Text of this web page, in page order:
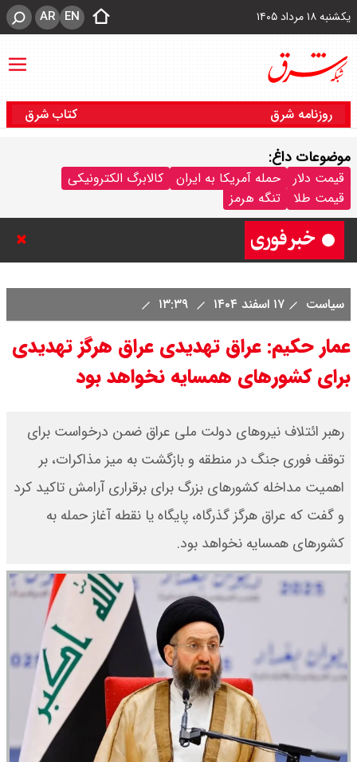
یکشنبه ۱۸ مرداد ۱۴۰۵ EN
AR
روزنامه شرق کتاب شرق
موضوعات داغ:
قیمت دلار حمله آمریکا به ایران
کالابرگ الکترونیکی
قیمت طلا
تنگه هرمز
کشورهای «توافق مکه» به حملات
یمن واکنش نشان می دهند؟
سیاست ۱۷ اسفند ۱۴۰۴
عمار حکیم: عراق تهدیدی عراق هرگز تهدیدی
برای کشورهای همسایه نخواهد بود
رهبر ائتلاف نیروهای دولت ملی عراق ضمن درخواست برای
توقف فوری جنگ در منطقه و بازگشت به میز مذاکرات، بر
اهمیت مداخله کشورهای بزرگ برای برقراری آرامش تاکید کرد
و گفت که عراق هرگز گذرگاه، پایگاه یا نقطه آغاز حمله به
کشورهای همسایه نخواهد بود.